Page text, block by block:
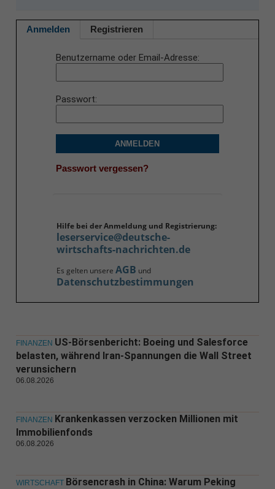
Anmelden Registrieren
Benutzername oder Email-Adresse
Passwort
ANMELDEN
Passwort vergessen?
Hilfe bei der Anmeldung und Registrierung:
leserservice@deutsche-
wirtschafts-nachrichten.de
Es gelten unsere AGB und
Datenschutzbestimmungen
FINANZEN US-Börsenbericht: Boeing und Salesforce
belasten, während Iran-Spannungen die Wall Street
verunsichern
06.08.2026
FINANZEN Krankenkassen verzocken Millionen mit
Immobilienfonds
06.08.2026
WIRTSCHAFT Börsencrash in China: Warum Peking